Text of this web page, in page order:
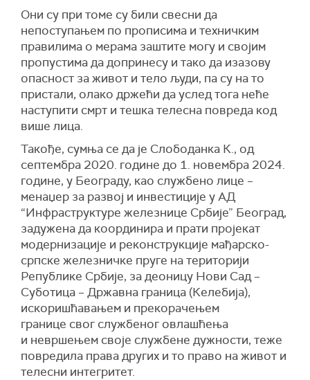
Они су при томе су били свесни да
непоступањем по прописима и техничким
правилима о мерама заштите могу и својим
пропустима да допринесу и тако да изазову
опасност за живот и тело људи, па су на то
пристали, олако држећи да услед тога неће
наступити смрт и тешка телесна повреда код
више лица.
Такође, сумња се да је Слободанка К., од
септембра 2020. године до 1. новембра 2024.
године, у Београду, као службено лице –
менаџер за развој и инвестиције у АД
“Инфраструктуре железнице Србије” Београд,
задужена да координира и прати пројекат
модернизације и реконструкције мађарско-
српске железничке пруге на територији
Републике Србије, за деоницу Нови Сад –
Суботица – Државна граница (Келебија),
искоришћавањем и прекорачењем
границе свог службеног овлашћења
и невршењем своје службене дужности, теже
повредила права других и то право на живот и
телесни интегритет.